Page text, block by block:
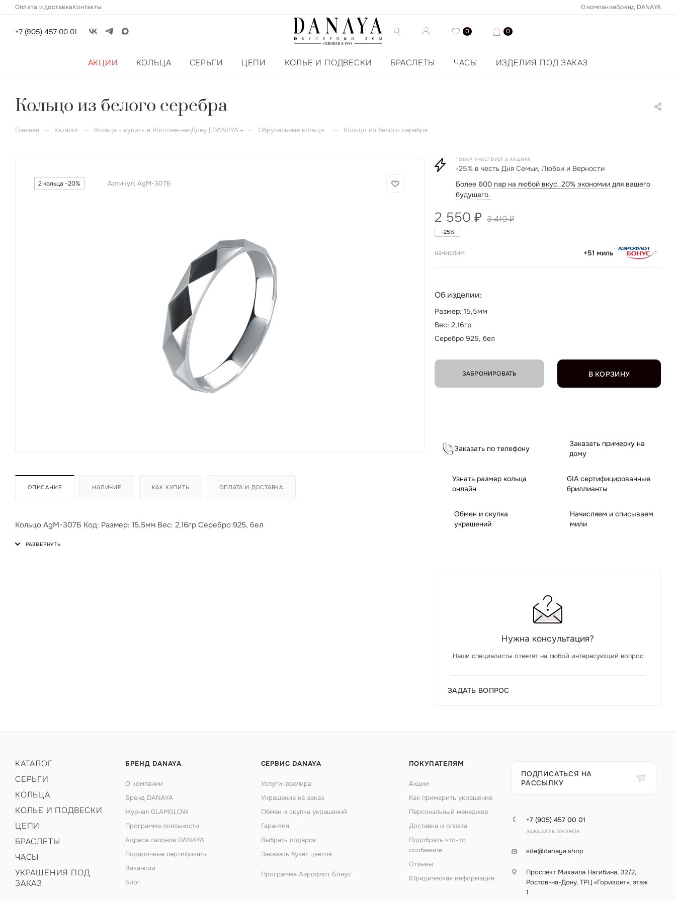
Оплата и доставкаКонтакты О компанииБренд DANAYA
+7 (905) 457 00 01 0 0
АКЦИИ КОЛЬЦА СЕРЬГИ ЦЕПИ КОЛЬЕ И ПОДВЕСКИ БРАСЛЕТЫ ЧАСЫ ИЗДЕЛИЯ ПОД ЗАКАЗ
Кольцо из белого серебра
Главная — Каталог — Кольца - купить в Ростове-на-Дону | DANAYA — Обручальные кольца — Кольцо из белого серебра
2 кольца -20% Артикул: AgМ-307Б
ОПИСАНИЕ НАЛИЧИЕ КАК КУПИТЬ ОПЛАТА И ДОСТАВКА
Кольцо AgМ-307Б Код: Размер: 15,5мм Вес: 2,16гр Серебро 925, бел
ТОВАР УЧАСТВУЕТ В АКЦИЯХ
-25% в честь Дня Семьи, Любви и Верности
Более 600 пар на любой вкус. 20% экономии для вашего
будущего.
2 550 ₽ 3 410₽
-25%
начислим +51 миль
В КОРЗИНУ
Об изделии:
Размер: 15,5мм
Вес: 2,16гр
Серебро 925, бел
ЗАБРОНИРОВАТЬ
Заказать по телефону
Заказать примерку на
дому
Узнать размер кольца
онлайн
GIA сертифицированные
бриллианты
Обмен и скупка
украшений
Начисляем и списываем
мили
Нужна консультация?
Наши специалисты ответят на любой интересующий вопрос
ЗАДАТЬ ВОПРОС
КАТАЛОГ
СЕРЬГИ
КОЛЬЦА
КОЛЬЕ И ПОДВЕСКИ
ЦЕПИ
БРАСЛЕТЫ
ЧАСЫ
УКРАШЕНИЯ ПОД
ЗАКАЗ
БРЕНД DANAYA
О компании
Бренд DANAYA
Журнал GLAMGLOW
Программа лояльности
Адреса салонов DANAYA
Подарочные сертификаты
Вакансии
Блог
СЕРВИС DANAYA
Услуги ювелира
Украшение на заказ
Обмен и скупка украшений
Гарантия
Выбрать подарок
Заказать букет цветов
Программа Аэрофлот Бонус
ПОКУПАТЕЛЯМ
Акции
Как примерить украшение
Персональный менеджер
Доставка и оплата
Подобрать что-то
особенное
Отзывы
Юридическая информация
ПОДПИСАТЬСЯ НА
РАССЫЛКУ
+7 (905) 457 00 01
ЗАКАЗАТЬ ЗВОНОК
site@danaya.shop
Проспект Михаила Нагибина, 32/2,
Ростов-на-Дону, ТРЦ «Горизонт», этаж
1